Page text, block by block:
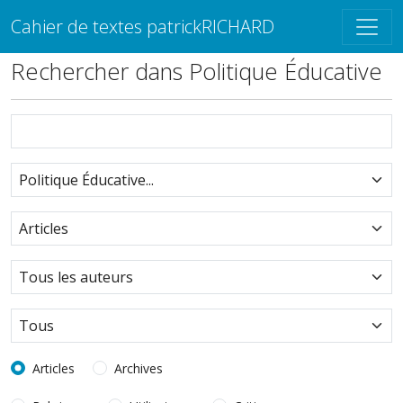
Cahier de textes patrickRICHARD
Rechercher dans Politique Éducative
Articles Archives